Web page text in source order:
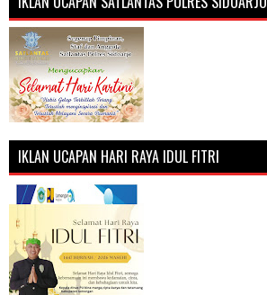
IKLAN UCAPAN HARI RAYA IDUL FITRI